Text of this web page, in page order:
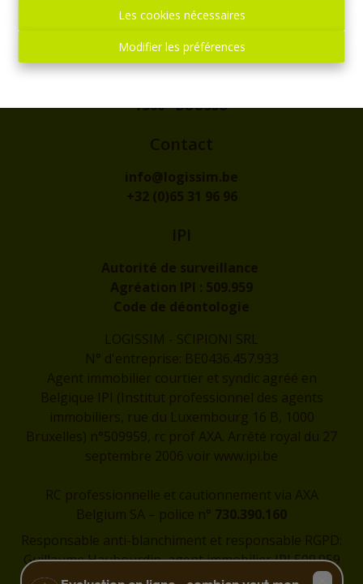
Les cookies nécessaires
Modifier les préférences
Adresse
7300 - BOUSSU
Contact
info@logissim.be
+32 (0)65 31 96 96
IPI
Autorité de surveillance
Agréation IPI : 509.959
Code de déontologie
LOGISSIM - SCIPIONI SRL
N° d'entreprise: BE0436.457.933
Agent immobilier courtier et syndic agréé en
Belgique IPI (Institut professionnel des agents
immobiliers, rue du Luxembourg 16 B, 1000
Bruxelles) n°509959, rc prof AXA. Arrêté royal du 27
septembre 2006 voir www.ipi.be
RC professionnelle et cautionnement via AXA
Belgium SA – police n° 730.390.160
Responsable anti-blanchiment et responsable RGPD:
Guillaume Haubourdin, agent immobilier IPI 509.959
-guillaume@logissim.be